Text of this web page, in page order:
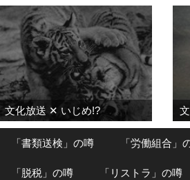
文化放送 ✕ いじめ!?
「書類送検」の噂 「労働組合」
「脱税」の噂 「リストラ」の噂